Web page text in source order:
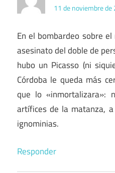
11 de noviembre
En el bombardeo sobre
asesinato del doble de
hubo un Picasso (ni
Córdoba le queda más
que lo «inmortalizara»:
artífices de la matanza,
ignominias.
Responder